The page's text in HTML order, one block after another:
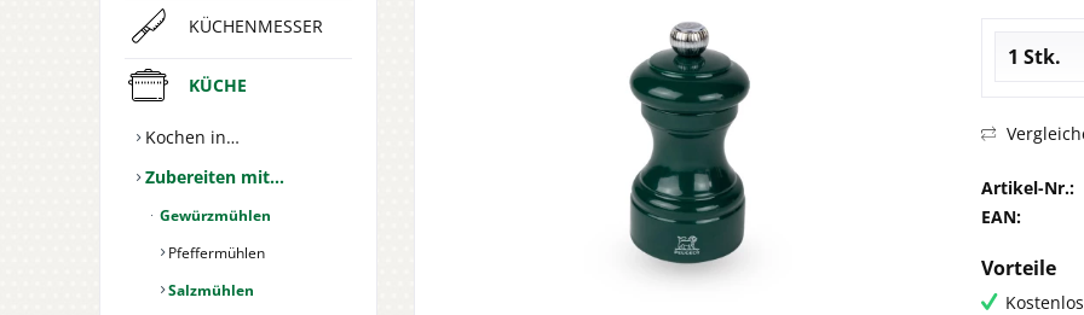
KÜCHENMESSER
KÜCHE
Kochen in…
Zubereiten mit…
Gewürzmühlen
Pfeffermühlen
Salzmühlen
Artikel-Nr.:
EAN:
Vorteile